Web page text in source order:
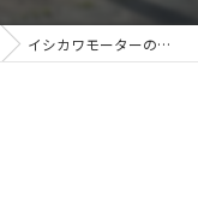
イシカワモーターの新展示場